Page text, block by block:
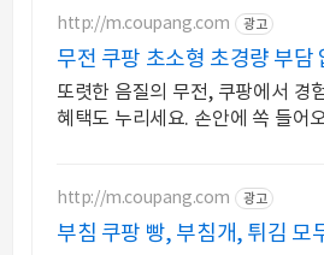
http://m.coupang.com 광고
무전 쿠팡 초소형 초경량 부담
또렷한 음질의 무전, 쿠팡에서 경
혜택도 누리세요. 손안에 쏙 들어
http://m.coupang.com 광고
부침 쿠팡 빵, 부침개, 튀김 모